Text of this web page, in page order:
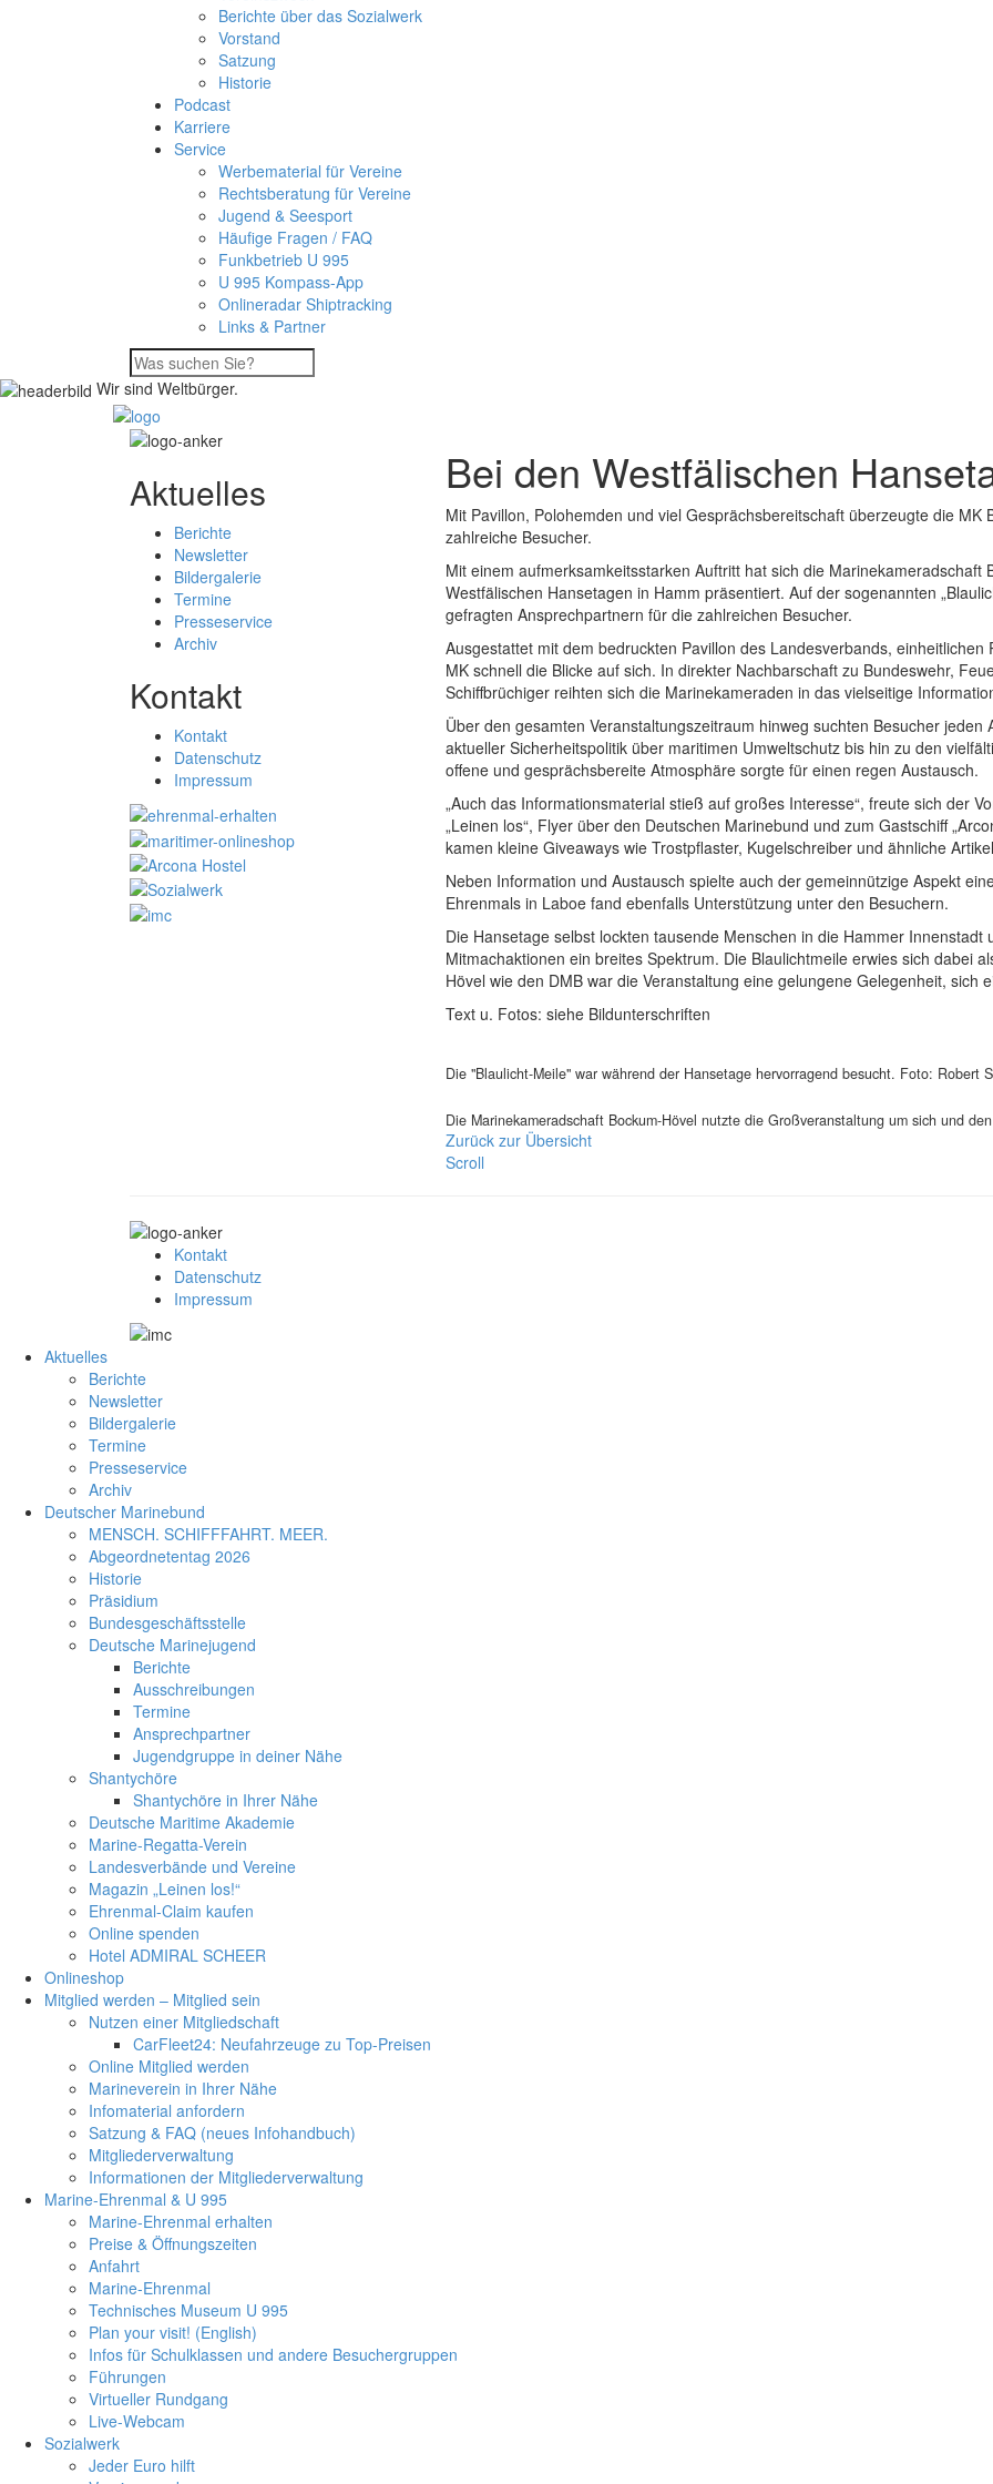
Berichte über das Sozialwerk
Vorstand
Satzung
Historie
Podcast
Karriere
Service
Werbematerial für Vereine
Rechtsberatung für Vereine
Jugend & Seesport
Häufige Fragen / FAQ
Funkbetrieb U 995
U 995 Kompass-App
Onlineradar Shiptracking
Links & Partner
Wir sind Weltbürger.
Aktuelles
Berichte
Newsletter
Bildergalerie
Termine
Presseservice
Archiv
Kontakt
Kontakt
Datenschutz
Impressum
Bei den Westfälischen
Mit Pavillon, Polohemden und viel Gesprächsbereitschaft überzeugte die
zahlreiche Besucher.
Mit einem aufmerksamkeitsstarken Auftritt hat sich die Marinekameradschaft
Westfälischen Hansetagen in Hamm präsentiert. Auf der sogenannten
gefragten Ansprechpartnern für die zahlreichen Besucher.
Ausgestattet mit dem bedruckten Pavillon des Landesverbands,
MK schnell die Blicke auf sich. In direkter Nachbarschaft zu Bundeswehr,
Schiffbrüchiger reihten sich die Marinekameraden in das vielseitige
Über den gesamten Veranstaltungszeitraum hinweg suchten Besucher
aktueller Sicherheitspolitik über maritimen Umweltschutz bis hin zu den
offene und gesprächsbereite Atmosphäre sorgte für einen regen Austausch.
„Auch das Informationsmaterial stieß auf großes Interesse“, freute sich der
„Leinen los“, Flyer über den Deutschen Marinebund und zum Gastschiff
kamen kleine Giveaways wie Trostpflaster, Kugelschreiber und ähnliche
Neben Information und Austausch spielte auch der gemeinnützige Aspekt
Ehrenmals in Laboe fand ebenfalls Unterstützung unter den Besuchern.
Die Hansetage selbst lockten tausende Menschen in die Hammer
Mitmachaktionen ein breites Spektrum. Die Blaulichtmeile erwies sich dabei
Hövel wie den DMB war die Veranstaltung eine gelungene Gelegenheit, sich
Text u. Fotos: siehe Bildunterschriften
Die "Blaulicht-Meile" war während der Hansetage hervorragend besucht. Foto: Robert
Die Marinekameradschaft Bockum-Hövel nutzte die Großveranstaltung um sich und
Zurück zur Übersicht
Scroll
Kontakt
Datenschutz
Impressum
Aktuelles
Berichte
Newsletter
Bildergalerie
Termine
Presseservice
Archiv
Deutscher Marinebund
MENSCH. SCHIFFFAHRT. MEER.
Abgeordnetentag 2026
Historie
Präsidium
Bundesgeschäftsstelle
Deutsche Marinejugend
Berichte
Ausschreibungen
Termine
Ansprechpartner
Jugendgruppe in deiner Nähe
Shantychöre
Shantychöre in Ihrer Nähe
Deutsche Maritime Akademie
Marine-Regatta-Verein
Landesverbände und Vereine
Magazin „Leinen los!“
Ehrenmal-Claim kaufen
Online spenden
Hotel ADMIRAL SCHEER
Onlineshop
Mitglied werden – Mitglied sein
Nutzen einer Mitgliedschaft
CarFleet24: Neufahrzeuge zu Top-Preisen
Online Mitglied werden
Marineverein in Ihrer Nähe
Infomaterial anfordern
Satzung & FAQ (neues Infohandbuch)
Mitgliederverwaltung
Informationen der Mitgliederverwaltung
Marine-Ehrenmal & U 995
Marine-Ehrenmal erhalten
Preise & Öffnungszeiten
Anfahrt
Marine-Ehrenmal
Technisches Museum U 995
Plan your visit! (English)
Infos für Schulklassen und andere Besuchergruppen
Führungen
Virtueller Rundgang
Live-Webcam
Sozialwerk
Jeder Euro hilft